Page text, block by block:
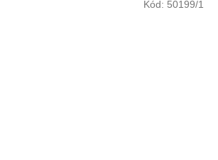
Kód: 50199/1